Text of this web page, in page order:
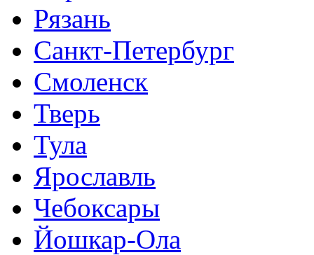
Рязань
Санкт-Петербург
Смоленск
Тверь
Тула
Ярославль
Чебоксары
Йошкар-Ола